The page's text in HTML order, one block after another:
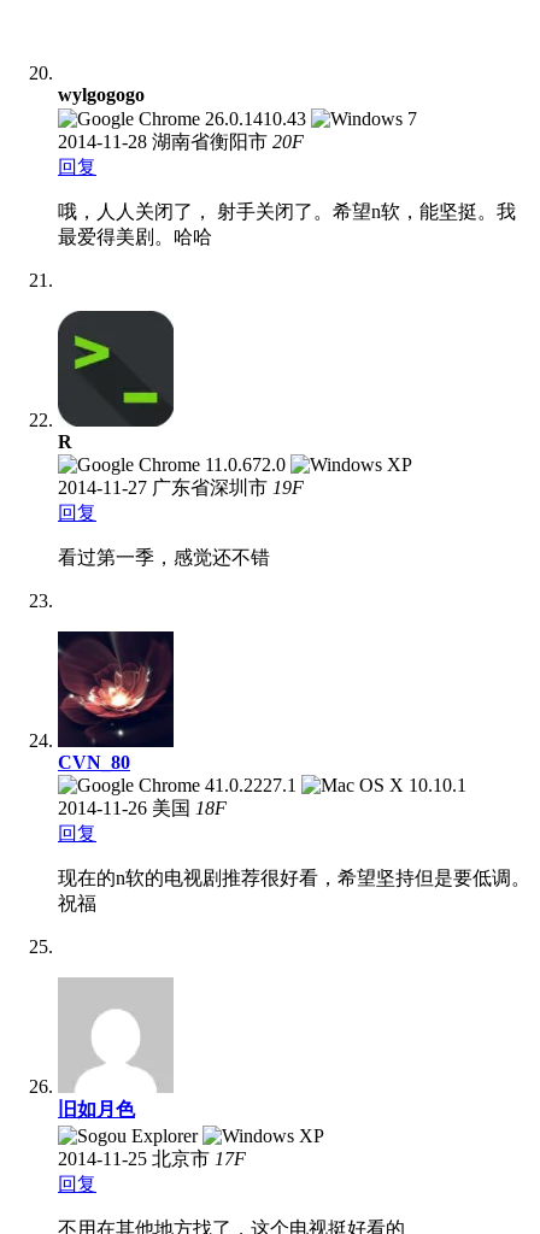
wylgogogo
2014-11-28 湖南省衡阳市 20F
回复
哦，人人关闭了， 射手关闭了。希望n软，能坚挺。我
最爱得美剧。哈哈
R
2014-11-27 广东省深圳市 19F
回复
看过第一季，感觉还不错
CVN_80
2014-11-26 美国 18F
回复
现在的n软的电视剧推荐很好看，希望坚持但是要低调。
祝福
旧如月色
2014-11-25 北京市 17F
回复
不用在其他地方找了，这个电视挺好看的